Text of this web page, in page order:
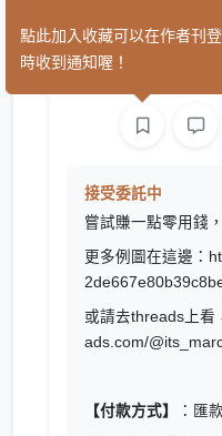
接受委託中
嘗試賺一點零用錢
更多例圖在這邊：
或請去threads上看
ads.com/
【付款方式】 ：匯
點此加入收藏可以在作者刊
時收到通知喔！